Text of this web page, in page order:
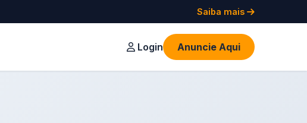
Saiba mais
Login Anuncie Aqui